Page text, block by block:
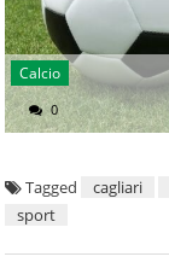
Calcio
0
Tagged cagliari
sport